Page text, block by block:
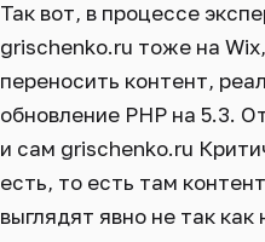
Так вот, в процессе
grischenko.ru тоже на
переносить контент,
обновление PHP на 5.3.
и сам grischenko.ru
есть, то есть там
выглядят явно не так как